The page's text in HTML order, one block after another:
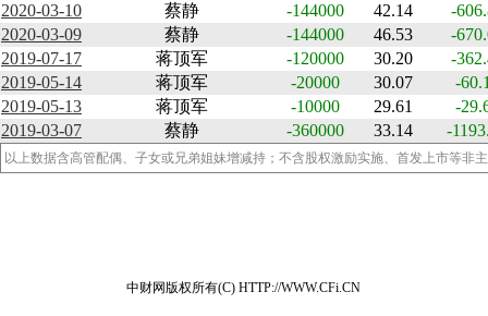
2020-03-10
蔡静 -144000 42.14
-
2020-03-09
蔡静 -144000 46.53
-
2019-07-17
蒋顶军 -120000 30.20
-
2019-05-14
蒋顶军 -20000 30.07
-
2019-05-13
蒋顶军 -10000 29.61
-
2019-03-07
蔡静 -360000 33.14 -
以上数据含高管配偶、子女或兄弟姐妹增减持；不含股权激励实施、首发上市等非
中财网版权所有(C) HTTP://WWW.CFi.CN